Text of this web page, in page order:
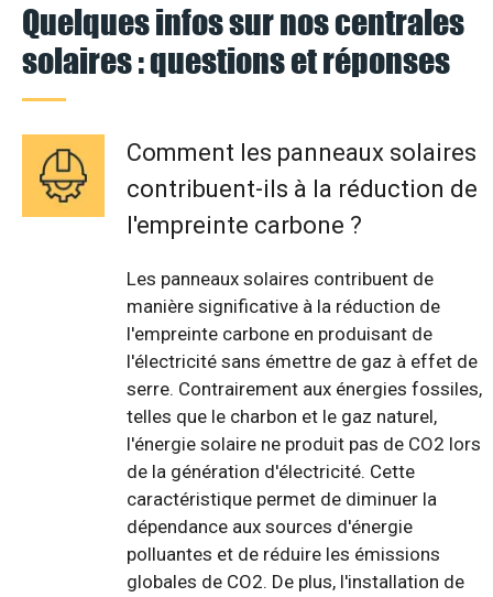
Quelques infos sur nos centrales
solaires : questions et réponses
Comment les panneaux solaires
contribuent-ils à la réduction de
l'empreinte carbone ?
Les panneaux solaires contribuent de
manière significative à la réduction de
l'empreinte carbone en produisant de
l'électricité sans émettre de gaz à effet de
serre. Contrairement aux énergies fossiles,
telles que le charbon et le gaz naturel,
l'énergie solaire ne produit pas de CO2 lors
de la génération d'électricité. Cette
caractéristique permet de diminuer la
dépendance aux sources d'énergie
polluantes et de réduire les émissions
globales de CO2. De plus, l'installation de